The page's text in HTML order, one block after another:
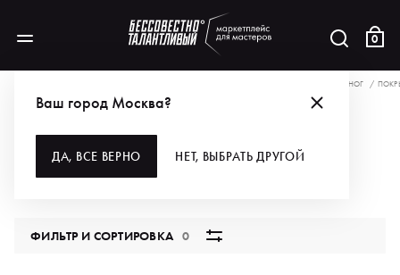
0
Ваш город Москва?
ДА, ВСЕ ВЕРНО НЕТ, ВЫБРАТЬ ДРУГОЙ
ДЛЯ РУК И НОГ
ПОКРЫТИЯ
ФИЛЬТР И СОРТИРОВКА0